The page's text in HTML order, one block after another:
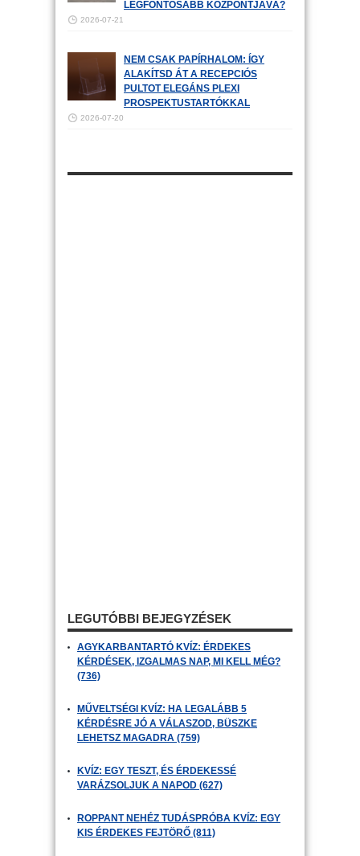
LEGFONTOSABB KÖZPONTJÁVÁ?
2026-07-21
NEM CSAK PAPÍRHALOM: ÍGY
ALAKÍTSD ÁT A RECEPCIÓS
PULTOT ELEGÁNS PLEXI
PROSPEKTUSTARTÓKKAL
2026-07-20
LEGUTÓBBI BEJEGYZÉSEK
AGYKARBANTARTÓ KVÍZ: ÉRDEKES
KÉRDÉSEK, IZGALMAS NAP, MI KELL MÉG?
(736)
MŰVELTSÉGI KVÍZ: HA LEGALÁBB 5
KÉRDÉSRE JÓ A VÁLASZOD, BÜSZKE
LEHETSZ MAGADRA (759)
KVÍZ: EGY TESZT, ÉS ÉRDEKESSÉ
VARÁZSOLJUK A NAPOD (627)
ROPPANT NEHÉZ TUDÁSPRÓBA KVÍZ: EGY
KIS ÉRDEKES FEJTÖRŐ (811)